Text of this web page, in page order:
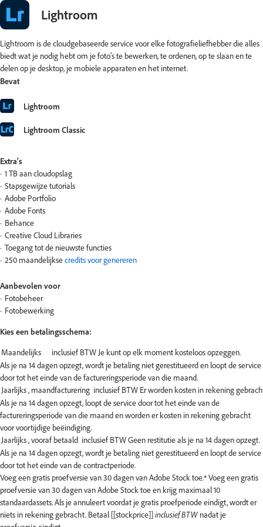
Lightroom
Lightroom is de cloudgebaseerde service voor elke fotografieliefhebber die alles
biedt wat je nodig hebt om je foto’s te bewerken, te ordenen, op te slaan en te
delen op je desktop, je mobiele apparaten en het internet.
Bevat
Lightroom
Lightroom Classic
Extra's
1 TB aan cloudopslag
Stapsgewijze tutorials
Adobe Portfolio
Adobe Fonts
Behance
Creative Cloud Libraries
Toegang tot de nieuwste functies
250 maandelijksecredits voor genereren
Aanbevolen voor
Fotobeheer
Fotobewerking
Kies een betalingsschema:
Als je na 14 dagen opzegt, wordt je betaling niet gerestitueerd en loopt de service
door tot het einde van de factureringsperiode van die maand.
Als je na 14 dagen opzegt, loopt de service door tot het einde van de
factureringsperiode van die maand en worden er kosten in rekening gebracht
voor voortijdige beëindiging.
Als je na 14 dagen opzegt, wordt je betaling niet gerestitueerd en loopt de service
door tot het einde van de contractperiode.
Voeg een gratis proefversie van 30 dagen van Adobe Stock toe.*Voeg een gratis
proefversie van 30 dagen van Adobe Stock toe en krijg maximaal 10
standaardassets. Als je annuleert voordat je gratis proefperiode eindigt, wordt er
niets in rekening gebracht. Betaal [[stockprice]]inclusief BTW nadat je